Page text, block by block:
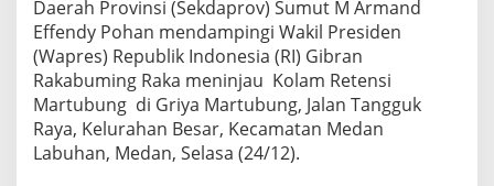
G
i
b
r
n
T
Daerah Provinsi (Sekdaprov) Sumut M Armand
Effendy Pohan mendampingi Wakil Presiden
(Wapres) Republik Indonesia (RI) Gibran
Rakabuming Raka meninjau Kolam Retensi
Martubung di Griya Martubung, Jalan Tangguk
Raya, Kelurahan Besar, Kecamatan Medan
Labuhan, Medan, Selasa (24/12).